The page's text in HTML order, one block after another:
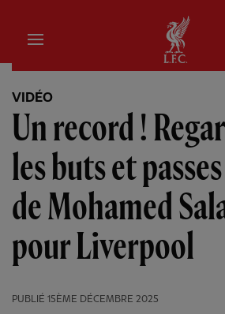
VIDÉO
Un record !
les buts et
de Mohamed
pour Liverpool
PUBLIÉ 15ÈME DÉCEMBRE 2025